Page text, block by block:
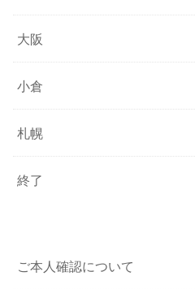
大阪
小倉
札幌
終了
ご本人確認について